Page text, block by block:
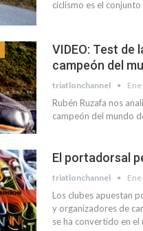
ciclismo es el
VIDEO: Test de
campeón del
triatlonchannel
Rubén Ruzafa nos
campeón del mundo
El portadorsal
triatlonchannel
Los clubes apuestan
y organizadores de
se ha convertido en